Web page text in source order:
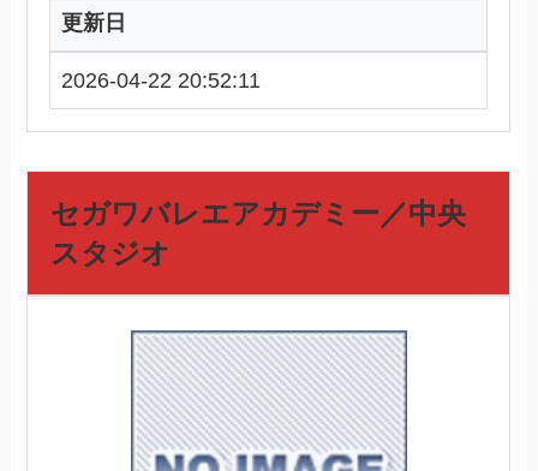
更新日
2026-04-22 20:52:11
セガワバレエアカデミー／中央
スタジオ